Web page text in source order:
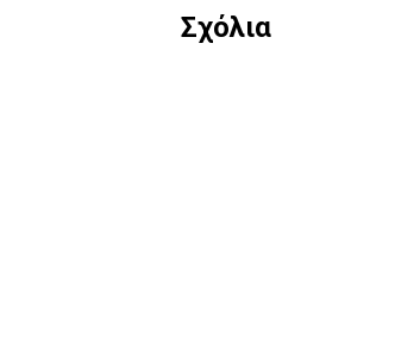
Σχόλια